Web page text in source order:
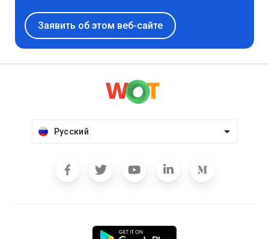
Заявить об этом веб-сайте
Русский